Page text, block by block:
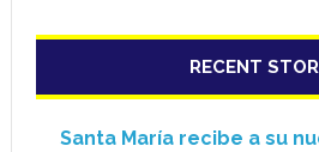
RECENT
Santa María recibe a su